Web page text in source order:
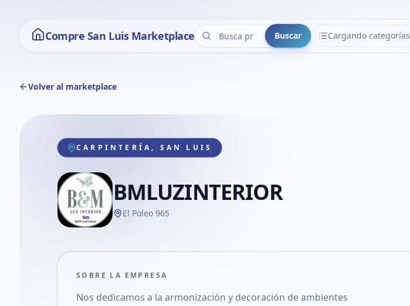
Compre San Luis Marketplace Buscar Cargando categorías
CATEGORÍAS
Volver al marketplace
CARPINTERÍA, SAN LUIS
BMLUZINTERIOR
El Poleo 965
SOBRE LA EMPRESA
Nos dedicamos a la armonización y decoración de ambientes